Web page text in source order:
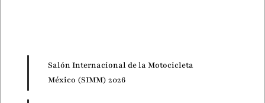
Salón Internacional de la Motocicleta
México (SIMM) 2026